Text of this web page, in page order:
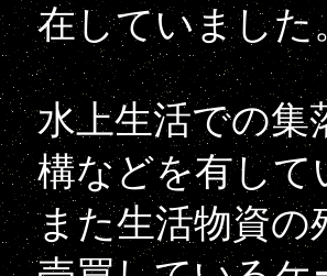
在していました
水上生活での集
構などを有し
また生活物資の